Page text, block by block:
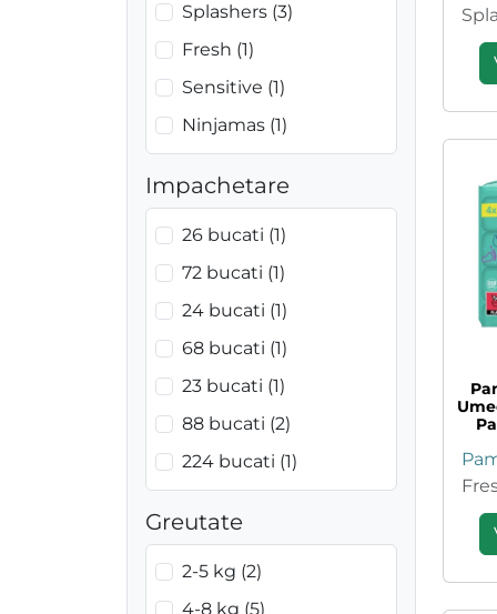
Splashers (3)
Fresh (1)
Sensitive (1)
Ninjamas (1)
Impachetare
26 bucati (1)
72 bucati (1)
24 bucati (1)
68 bucati (1)
23 bucati (1)
88 bucati (2)
224 bucati (1)
144 bucati (1)
54 bucati (1)
Greutate
2-5 kg (2)
4-8 kg (5)